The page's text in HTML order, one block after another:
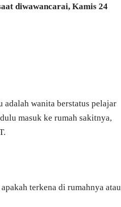
diwawancarai, Kamis 24
adalah wanita berstatus pelajar
masuk ke rumah sakitnya,
terkena di rumahnya atau